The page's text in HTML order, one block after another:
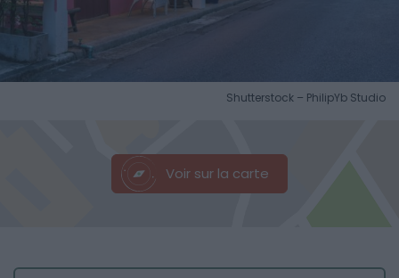
Shutterstock – PhilipYb Studio
Voir sur la carte